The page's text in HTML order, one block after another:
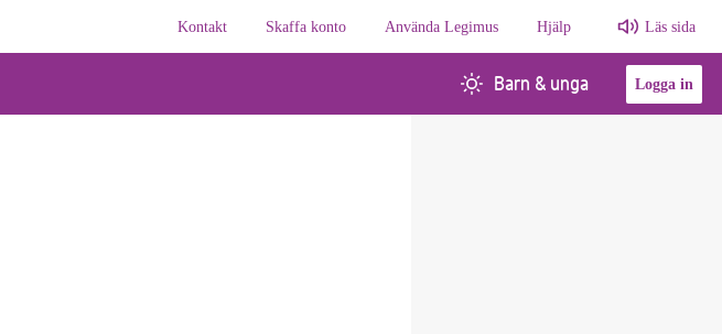
Kontakt
Skaffa konto Använda Legimus Hjälp Läs sida
Barn & unga Logga in